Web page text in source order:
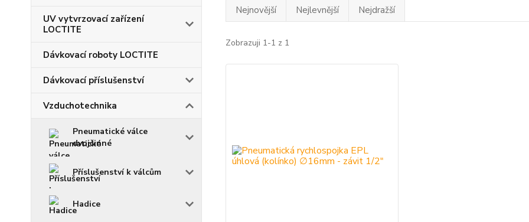
UV vytvrzovací zařízení
LOCTITE
Dávkovací roboty LOCTITE
Dávkovací příslušenství
Vzduchotechnika
Pneumatické válce
dvojčinné
Příslušenství k válcům
Hadice
Nejnovější Nejlevnější Nejdražší
Zobrazuji 1-1 z 1